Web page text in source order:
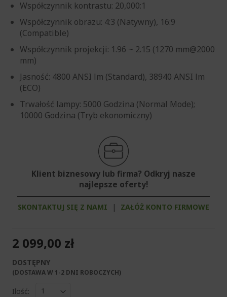
Współczynnik kontrastu: 20,000:1
Współczynnik obrazu: 4:3 (Natywny), 16:9
(Compatible)
Współczynnik projekcji: 1.96 ~ 2.15 (1270 mm@2000
mm)
Jasność: 4800 ANSI lm (Standard), 38940 ANSI lm
(ECO)
Trwałość lampy: 5000 Godzina (Normal Mode);
10000 Godzina (Tryb ekonomiczny)
Klient biznesowy lub firma? Odkryj nasze
najlepsze oferty!
SKONTAKTUJ SIĘ Z NAMI | ZAŁÓŻ KONTO FIRMOWE
2 099,00 zł
DOSTĘPNY
(DOSTAWA W 1-2 DNI ROBOCZYCH)​
Ilość: